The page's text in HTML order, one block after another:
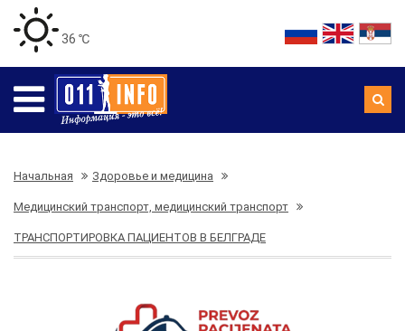
36 ℃
Начальная Здоровье и медицина
Медицинский транспорт, медицинский транспорт
ТРАНСПОРТИРОВКА ПАЦИЕНТОВ В БЕЛГРАДЕ